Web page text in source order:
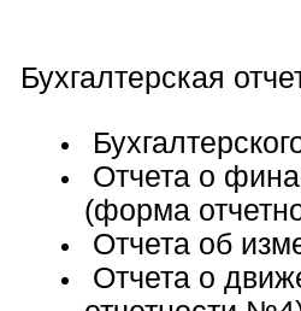
Бухгалтерская
Отчета о
(форма
Отчета об
Отчета о